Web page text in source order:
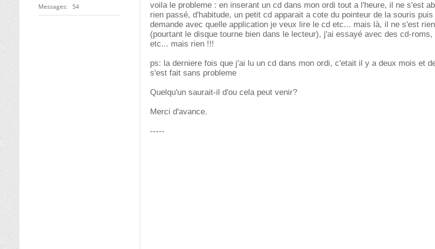
Messages 54
voila le probleme : en inserant un cd dans mon ordi tout a l'heure, il ne s'est
rien passé, d'habitude, un petit cd apparait a cote du pointeur de la souris puis
demande avec quelle application je veux lire le cd etc... mais là, il ne s'est
(pourtant le disque tourne bien dans le lecteur), j'ai essayé avec des cd-roms,
etc... mais rien !!!
ps: la derniere fois que j'ai lu un cd dans mon ordi, c'etait il y a deux mois et
s'est fait sans probleme
Quelqu'un saurait-il d'ou cela peut venir?
Merci d'avance.
-----